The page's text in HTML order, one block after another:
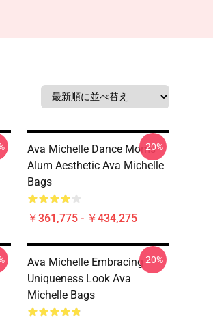
Ava Michelle Dance Moms
Alum Aesthetic Ava Michelle
Bags
￥361,775 - ￥434,275
-20%
Ava Michelle Embracing
Uniqueness Look Ava
Michelle Bags
-20%